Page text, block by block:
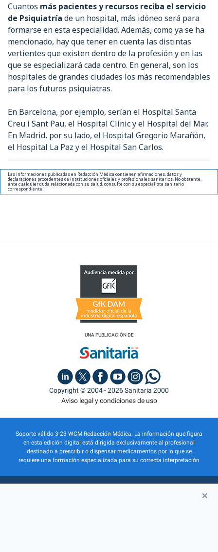
×
Cuantos más pacientes y recursos reciba el servicio
de Psiquiatría de un hospital, más idóneo será para
formarse en esta especialidad. Además, como ya se ha
mencionado, hay que tener en cuenta las distintas
vertientes que existen dentro de la profesión y en las
que se especializará cada centro. En general, son los
hospitales de grandes ciudades los más recomendables
para los futuros psiquiatras.
En Barcelona, por ejemplo, serían el Hospital Santa
Creu i Sant Pau, el Hospital Clínic y el Hospital del Mar.
En Madrid, por su lado, el Hospital Gregorio Marañón,
el Hospital La Paz y el Hospital San Carlos.
Las informaciones publicadas en Redacción Médica contienen afirmaciones, datos y
declaraciones procedentes de instituciones oficiales y profesionales sanitarios. No obstante,
ante cualquier duda relacionada con su salud, consulte con su especialista sanitario
correspondiente.
UNA PUBLICACIÓN DE
Copyright © 2004 - 2026 Sanitaria 2000
Aviso legal y condiciones de uso
Soporte válido 3-23-WCM Redacción Médica: La información que figura
en esta edición digital está dirigida exclusivamente al profesional
destinado a prescribir o dispensar medicamentos por lo que se
requiere una formación especializada para su correcta interpretación